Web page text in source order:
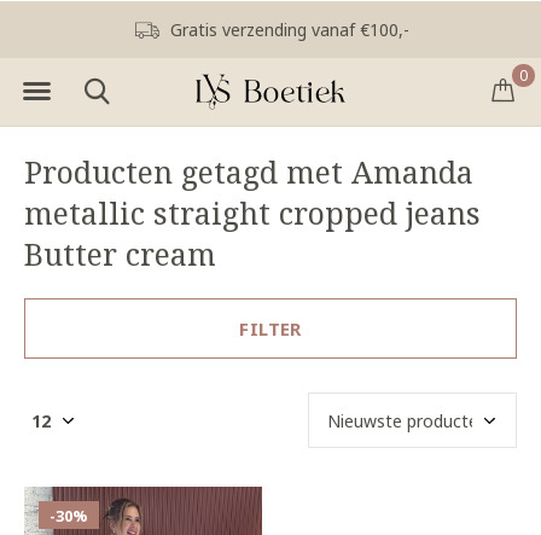
0
Gratis verzending vanaf €100,-
Producten getagd met Amanda
metallic straight cropped jeans
Butter cream
FILTER
-30%